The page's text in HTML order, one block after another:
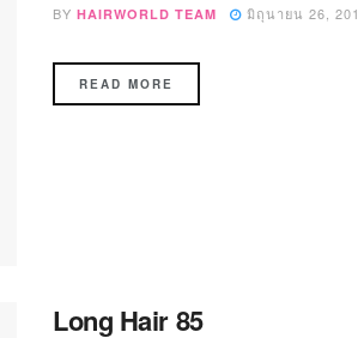
BY HAIRWORLD TEAM มิถุนายน 26,
READ MORE
Long Hair 85